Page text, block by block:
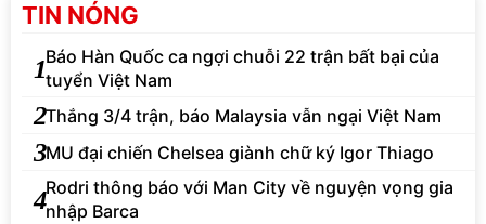
TIN NÓNG
1Báo Hàn Quốc ca ngợi chuỗi 22 trận bất bại của
tuyển Việt Nam
2Thắng 3/4 trận, báo Malaysia vẫn ngại Việt Nam
3MU đại chiến Chelsea giành chữ ký Igor Thiago
4Rodri thông báo với Man City về nguyện vọng gia
nhập Barca